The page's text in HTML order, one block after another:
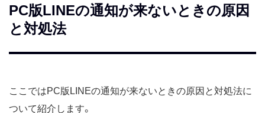
PC版LINEの通知が来ないときの原因
と対処法
ここではPC版LINEの通知が来ないときの原因と対処法に
ついて紹介します。